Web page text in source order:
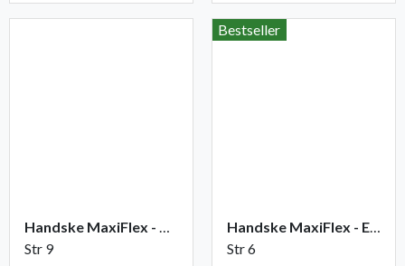
Handske MaxiFlex - Ultimate
Str 9
Bestseller
Handske MaxiFlex - Endurance
Str 6